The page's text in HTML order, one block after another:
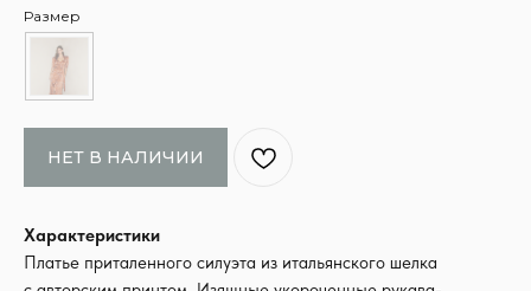
Размер
НЕТ В НАЛИЧИИ
Характеристики
Платье приталенного силуэта из итальянского шелка